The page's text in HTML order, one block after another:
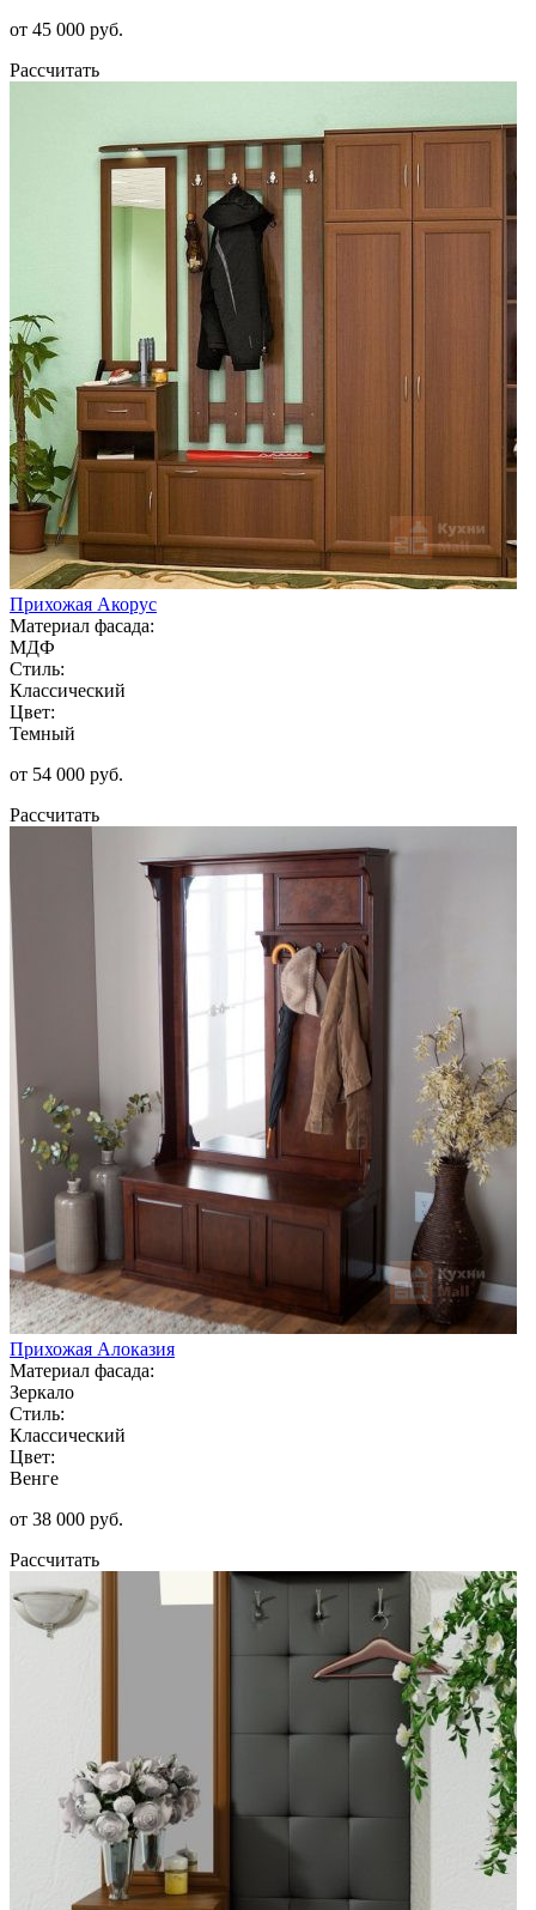
от 45 000 руб.
Рассчитать
Прихожая Акорус
Материал фасада:
МДФ
Стиль:
Классический
Цвет:
Темный
от 54 000 руб.
Рассчитать
Прихожая Алоказия
Материал фасада:
Зеркало
Стиль:
Классический
Цвет:
Венге
от 38 000 руб.
Рассчитать